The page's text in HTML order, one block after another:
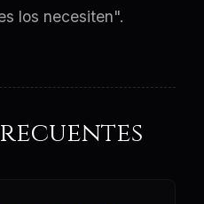
los necesiten".